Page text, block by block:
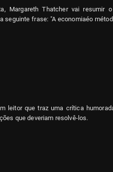
Margareth Thatcher vai resumir
seguinte frase: "A economiaéo
leitor que traz uma crítica
que deveriam resolvê-los.